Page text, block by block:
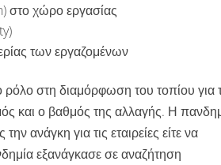
στο χώρο εργασίας
των εργαζομένων
στη διαμόρφωση του τοπίου για
και ο βαθμός της αλλαγής. Η
ανάγκη για τις εταιρείες είτε να
εξανάγκασε σε αναζήτηση